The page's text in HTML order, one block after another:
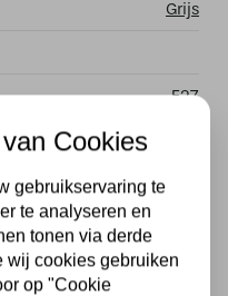
Grijs
E27
Klassiek
Nikkel
Cookies
gebruikservaring te
te analyseren en
tonen via derde
wij cookies gebruiken
op "Cookie